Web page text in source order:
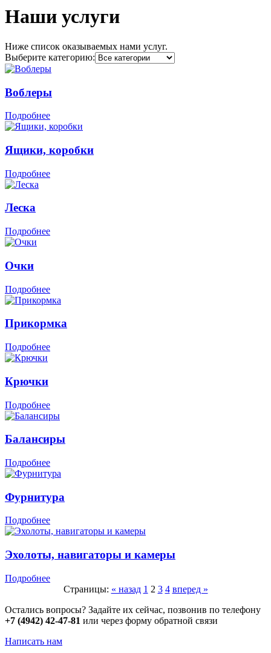
Наши услуги
Ниже список оказываемых нами услуг.
Выберите категорию:
Воблеры
Подробнее
Ящики, коробки
Подробнее
Леска
Подробнее
Очки
Подробнее
Прикормка
Подробнее
Крючки
Подробнее
Балансиры
Подробнее
Фурнитура
Подробнее
Эхолоты, навигаторы и камеры
Подробнее
Страницы: « назад 1 2 3 4 вперед »
Остались вопросы? Задайте их сейчас, позвонив по телефону
+7 (4942) 42-47-81 или через форму обратной связи
Написать нам